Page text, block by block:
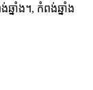
នាំង។, កំពង់ឆ្នាំង